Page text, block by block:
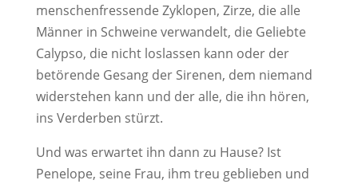
menschenfressende Zyklopen, Zirze, die alle
Männer in Schweine verwandelt, die Geliebte
Calypso, die nicht loslassen kann oder der
betörende Gesang der Sirenen, dem niemand
widerstehen kann und der alle, die ihn hören,
ins Verderben stürzt.
Und was erwartet ihn dann zu Hause? Ist
Penelope, seine Frau, ihm treu geblieben und